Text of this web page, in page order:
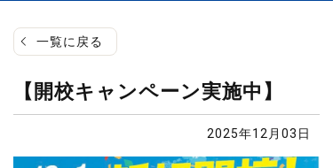
一覧に戻る
【開校キャンペーン実施中】
2025年12月03日